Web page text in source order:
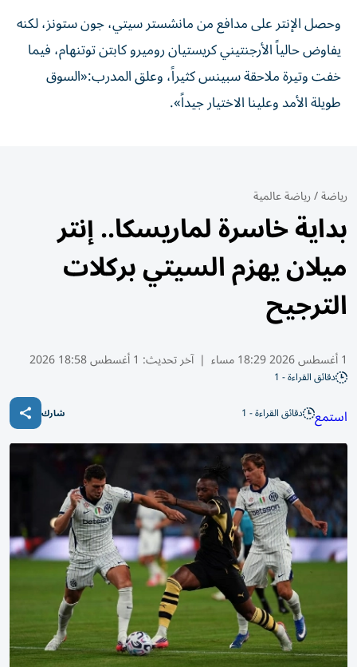
وحصل الإنتر على مدافع من مانشستر سيتي، جون ستونز، لكنه
يفاوض حالياً الأرجنتيني كريستيان روميرو كابتن توتنهام، فيما
خفت وتيرة ملاحقة سبينس كثيراً، وعلق المدرب:«السوق
طويلة الأمد وعلينا الاختيار جيداً».
رياضة/رياضة عالمية
بداية خاسرة لماريسكا.. إنتر
ميلان يهزم السيتي بركلات
الترجيح
1 أغسطس 2026 18:29 مساء | آخر تحديث: 1 أغسطس 18:58 2026
دقائق القراءة - 1
استمع دقائق القراءة - 1 شارك